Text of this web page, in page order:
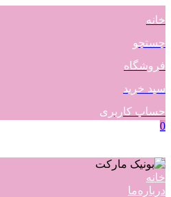
خانه
جستجو
فروشگاه
سبد خرید
حساب کاربری
0
خانه
درباره‌ما